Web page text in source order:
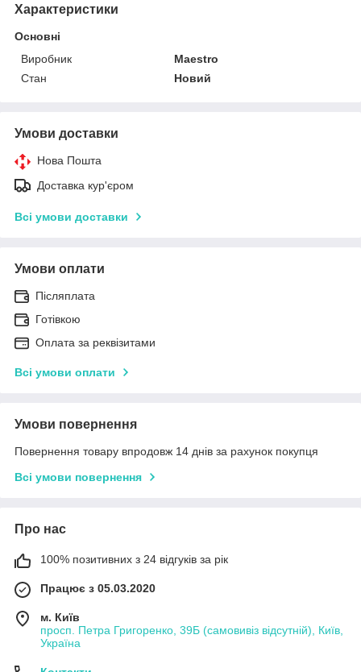
Характеристики
Основні
Виробник
Maestro
Стан
Новий
Умови доставки
Нова Пошта
Доставка кур'єром
Всі умови доставки
Умови оплати
Післяплата
Готівкою
Оплата за реквізитами
Всі умови оплати
Умови повернення
Повернення товару впродовж 14 днів за рахунок покупця
Всі умови повернення
Про нас
100% позитивних з 24 відгуків за рік
Працює з 05.03.2020
м. Київ
просп. Петра Григоренко, 39Б (самовивіз відсутній), Київ,
Україна